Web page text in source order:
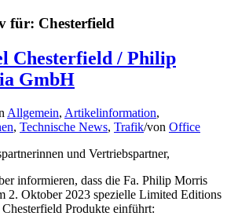
für: Chesterfield
Chesterfield / Philip
GmbH
Allgemein, Artikelinformation,
, Technische News, Trafik/von Office
und Vertriebspartner,
informieren, dass die Fa. Philip Morris
2. Oktober 2023 spezielle Limited Editions
Produkte einführt: